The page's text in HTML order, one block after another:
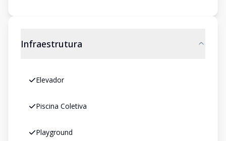
Infraestrutura
Elevador
Piscina Coletiva
Playground